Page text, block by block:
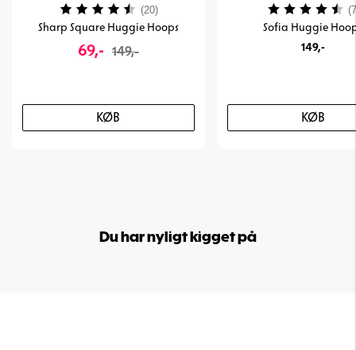
Sharp Square Huggie Hoops
69,- 149,-
KØB
Vurdering: (20)
Sofia Huggie
149,-
KØB
Vurdering:
Du har nyligt kigget på